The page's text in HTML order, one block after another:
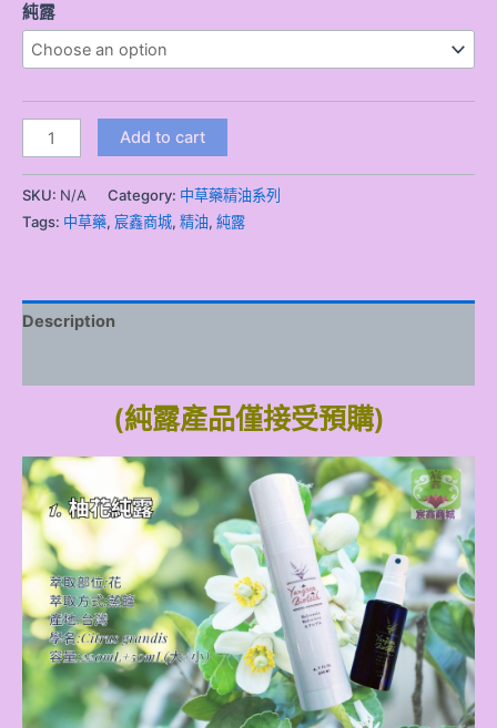
純露
Add to cart
SKU: N/A Category: 中草藥精油系列
Tags: 中草藥, 宸鑫商城, 精油, 純露
Description
(純露產品僅接受預購)